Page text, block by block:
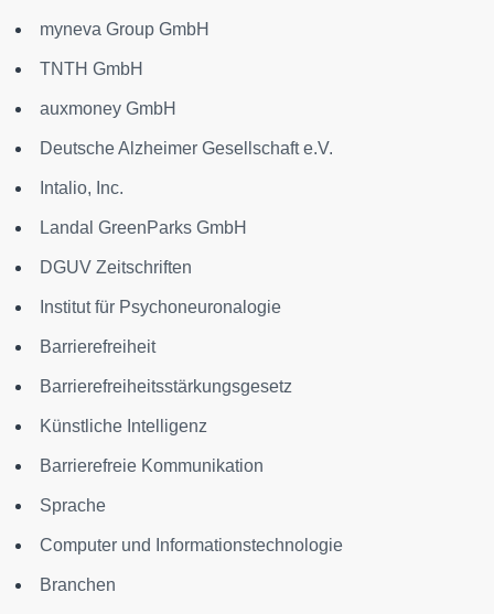
myneva Group GmbH
TNTH GmbH
auxmoney GmbH
Deutsche Alzheimer Gesellschaft e.V.
Intalio, Inc.
Landal GreenParks GmbH
DGUV Zeitschriften
Institut für Psychoneuronalogie
Barrierefreiheit
Barrierefreiheitsstärkungsgesetz
Künstliche Intelligenz
Barrierefreie Kommunikation
Sprache
Computer und Informationstechnologie
Branchen